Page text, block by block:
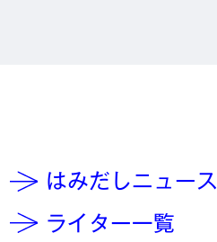
はみだしニュース
ライター一覧